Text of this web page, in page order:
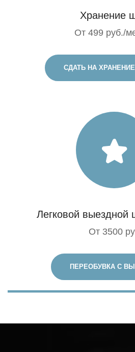
Хранение
От 499 руб./
СДАТЬ НА
Легковой выездной
От 3500
ПЕРЕОБУВКА С